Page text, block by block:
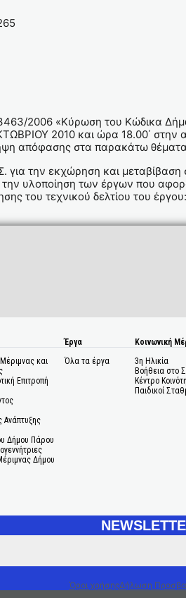
2006 «Κύρωση του Κώδικα
2010 και ώρα 18.00΄ στην
απόφασης στα παρακάτω
την εκχώρηση και μεταβίβαση
την υλοποίηση των έργων που
του τεχνικού δελτίου του
και
Επιτροπή
Ανάπτυξης
Δήμου Πάρου
Δήμου
Έργα
Όλα τα έργα
Κοινωνική
3η Ηλικία
Βοήθεια στο
Κέντρο
Παιδικοί
Όροι χρήσηςΔήλωση